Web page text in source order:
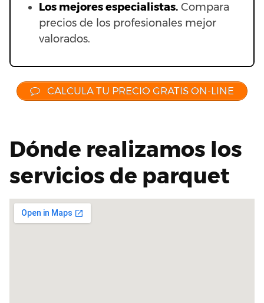
Los mejores especialistas. Compara
precios de los profesionales mejor
valorados.
CALCULA TU PRECIO GRATIS ON-LINE
Dónde realizamos los
servicios de parquet